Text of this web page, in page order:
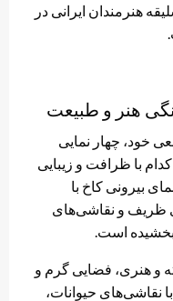
هنرمندان ایرانی در
هنر و طبیعت
خود، چهار نمایی
با ظرافت و زیبایی
بیرونی کاخ با
ظریف و نقاشی‌های
بخشیده است.
و هنری، فضایی گرم و
نقاشی‌های حیوانات،